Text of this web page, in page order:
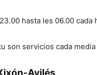
hasta les 06.00 cada
son servicios cada media
Avilés